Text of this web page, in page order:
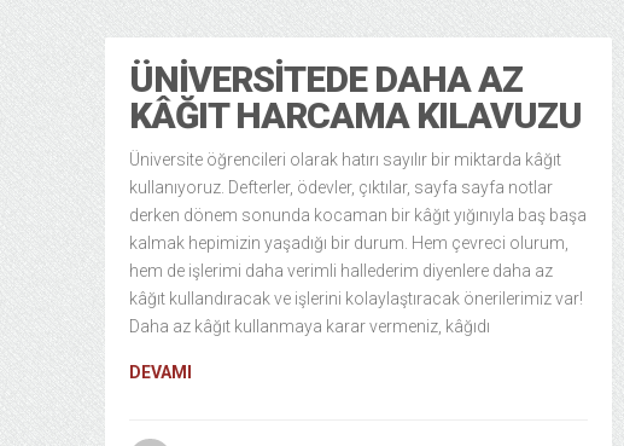
ÜNIVERSITEDE DAHA AZ
KÂĞIT HARCAMA KILAVUZU
Üniversite öğrencileri olarak hatırı sayılır bir miktarda kâğıt
kullanıyoruz. Defterler, ödevler, çıktılar, sayfa sayfa notlar
derken dönem sonunda kocaman bir kâğıt yığınıyla baş başa
kalmak hepimizin yaşadığı bir durum. Hem çevreci olurum,
hem de işlerimi daha verimli hallederim diyenlere daha az
kâğıt kullandıracak ve işlerini kolaylaştıracak önerilerimiz var!
Daha az kâğıt kullanmaya karar vermeniz, kâğıdı
DEVAMI